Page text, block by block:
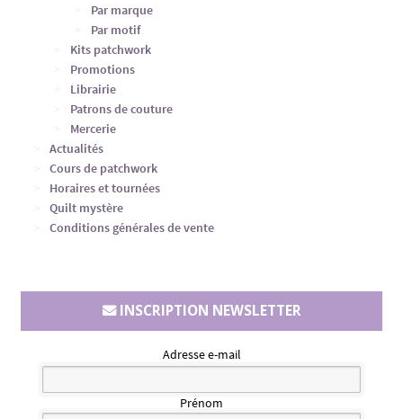
Par marque
Par motif
Kits patchwork
Promotions
Librairie
Patrons de couture
Mercerie
Actualités
Cours de patchwork
Horaires et tournées
Quilt mystère
Conditions générales de vente
INSCRIPTION NEWSLETTER
Adresse e-mail
Prénom